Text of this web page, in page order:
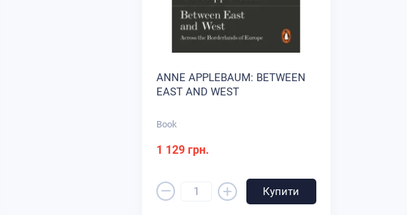
ANNE APPLEBAUM: BETWEEN
EAST AND WEST
Book
1 129 грн.
– + Купити